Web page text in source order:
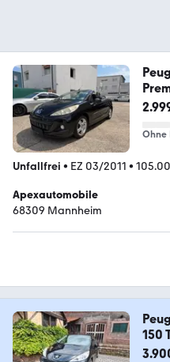
Ohne
Unfallfrei • EZ 03/2011 •
Apexautomobile
68309 Mannheim
150